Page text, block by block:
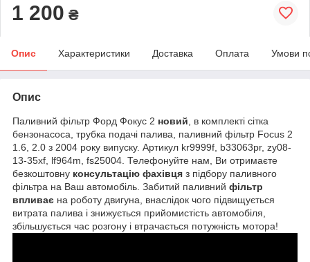
1 200 ₴
Опис Характеристики Доставка Оплата Умови
Опис
Паливний фільтр Форд Фокус 2 новий , в комплекті сітка
бензонасоса, трубка подачі палива, паливний фільтр Focus 2
1.6, 2.0 з 2004 року випуску. Артикул kr9999f, b33063pr, zy08-
13-35xf, lf964m, fs25004. Телефонуйте нам, Ви отримаєте
безкоштовну консультацію фахівця з підбору паливного
фільтра на Ваш автомобіль. Забитий паливний фільтр
впливає на роботу двигуна, внаслідок чого підвищується
витрата палива і знижується прийомистість автомобіля,
збільшується час розгону і втрачається потужність мотора!